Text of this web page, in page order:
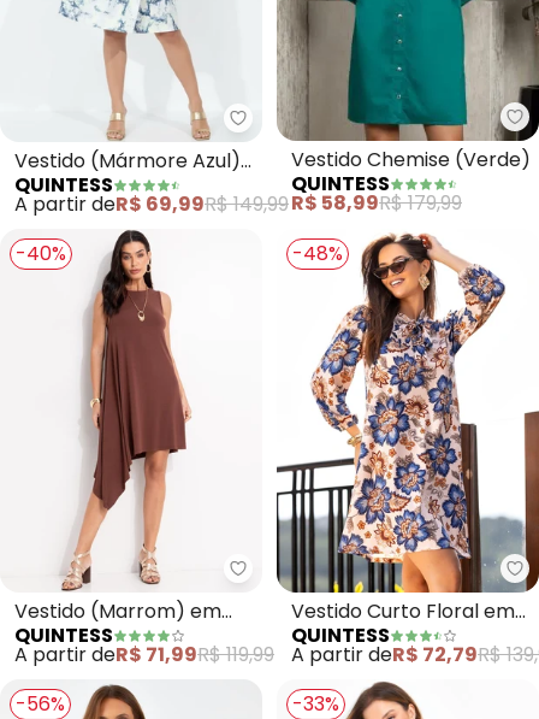
Quintess - Vestido (Mármore
Vestido (Mármore Azul)
Transpassado Mangas
Curtas
QUINTESS
A partir deR$ 69,99R$ 149,99
Vestido Chemise (Verde)
QUINTESS
R$ 58,99R$ 179,99
-40%
Quintess - Vestido (Marrom)
Vestido (Marrom) em
Malha de Viscose
QUINTESS
A partir deR$ 71,99R$ 119,99
-48%
Vestido Curto Floral em
Malha Fria com Gola Laço
e Manga 7/8
QUINTESS
A partir deR$ 72,79R$
-56%
-33%